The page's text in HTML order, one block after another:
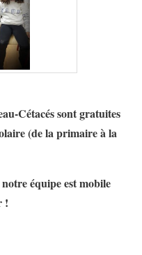
Cétacés sont gratuites
(de la primaire à la
équipe est mobile
!